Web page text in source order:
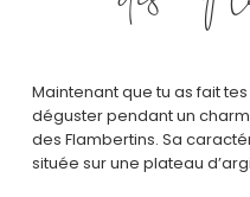
Maintenant que tu as fait
déguster pendant un
des Flambertins. Sa
située sur une plateau